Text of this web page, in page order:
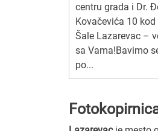
centru grada i Dr.
Kovačevića 10
Šale Lazarevac –
sa Vama!Bavimo
po...